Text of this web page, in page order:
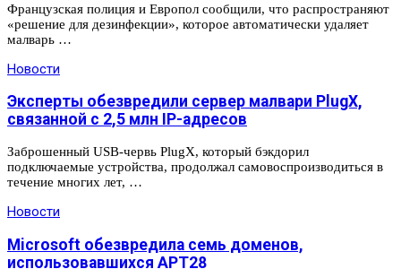
Французская полиция и Европол сообщили, что распространяют
«решение для дезинфекции», которое автоматически удаляет
малварь …
Новости
Эксперты обезвредили сервер малвари PlugX,
связанной с 2,5 млн IP-адресов
Заброшенный USB-червь PlugX, который бэкдорил
подключаемые устройства, продолжал самовоспроизводиться в
течение многих лет, …
Новости
Microsoft обезвредила семь доменов,
использовавшихся APT28